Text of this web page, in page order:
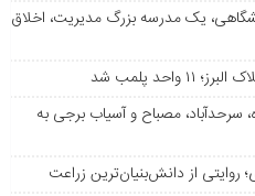
یک مدرسه بزرگ مدیریت، اخلاق
پلمب شد
سرحدآباد، مصباح و آسیاب برجی به
روایتی از دانش‌بنیان‌ترین زراعت